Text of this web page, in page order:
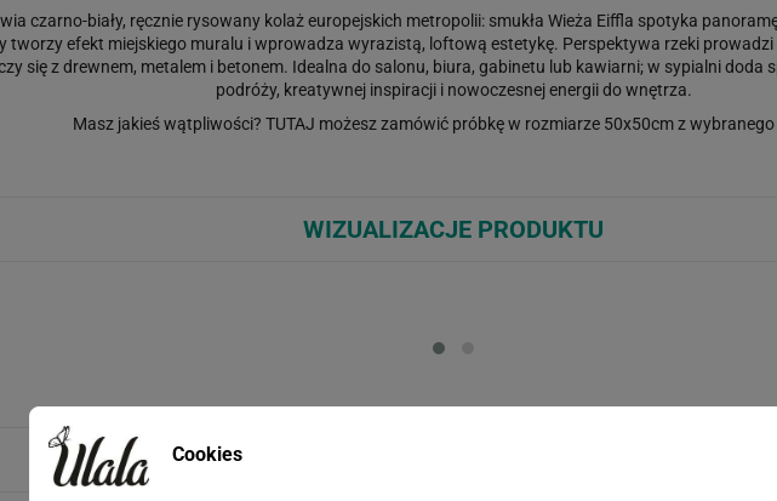
czarno-biały, ręcznie rysowany kolaż europejskich metropolii: smukła Wieża Eiffla spotyka
tworzy efekt miejskiego muralu i wprowadza wyrazistą, loftową estetykę. Perspektywa rzeki
się z drewnem, metalem i betonem. Idealna do salonu, biura, gabinetu lub kawiarni; w sypialni doda
podróży, kreatywnej inspiracji i nowoczesnej energii do wnętrza.
Masz jakieś wątpliwości? TUTAJ możesz zamówić próbkę w rozmiarze 50x50cm z wybranego
WIZUALIZACJE PRODUKTU
Cookies